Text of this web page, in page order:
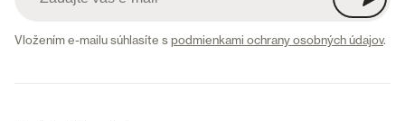
Vložením e-mailu súhlasíte spodmienkami ochrany osobných údajov.